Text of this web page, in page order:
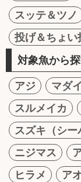
スッテ＆ツノ
投げ＆ちょい
対象魚から
アジ マダイ
スルメイカ
スズキ（シー
ニジマス
ヒラメ
ア